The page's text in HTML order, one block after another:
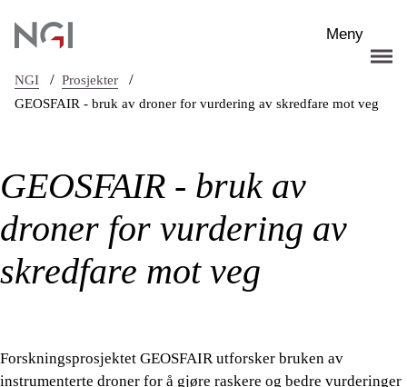
Meny
NGI / Prosjekter /
GEOSFAIR - bruk av droner for vurdering av skredfare mot veg
GEOSFAIR - bruk av
droner for vurdering av
skredfare mot veg
Forskningsprosjektet GEOSFAIR utforsker bruken av
instrumenterte droner for å gjøre raskere og bedre vurderinger